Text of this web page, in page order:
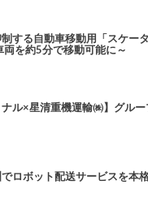
する自動車移動用「スケー
を約5分で移動可能に～
ナル×星清重機運輸㈱】グル
ロボット配送サービスを本